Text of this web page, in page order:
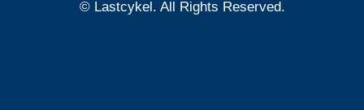
© Lastcykel. All Rights Reserved.